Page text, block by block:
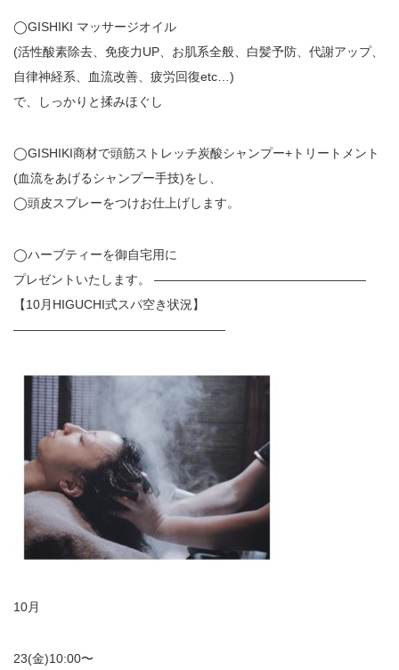
◯GISHIKI マッサージオイル
(活性酸素除去、免疫力UP、お肌系全般、白髪予防、代謝アップ、
自律神経系、血流改善、疲労回復etc…)
で、しっかりと揉みほぐし
◯GISHIKI商材で頭筋ストレッチ炭酸シャンプー+トリートメント
(血流をあげるシャンプー手技)をし、
◯頭皮スプレーをつけお仕上げします。
◯ハーブティーを御自宅用に
プレゼントいたします。 —————————————————
【10月HIGUCHI式スパ空き状況】
—————————————————
10月
23(金)10:00〜